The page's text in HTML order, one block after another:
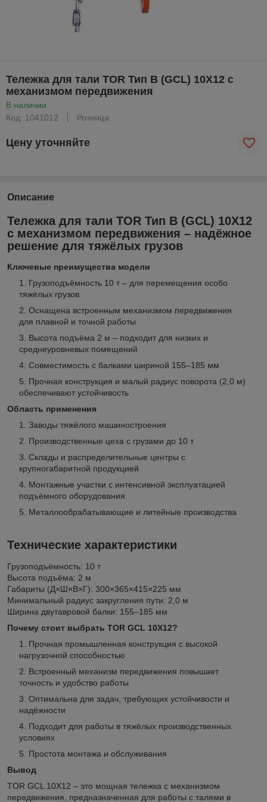
Тележка для тали TOR Тип В (GCL) 10Х12 с
механизмом передвижения
В наличии
Код: 1041012
Розница
Цену уточняйте
Описание
Тележка для тали TOR Тип В (GCL) 10Х12
с механизмом передвижения – надёжное
решение для тяжёлых грузов
Ключевые преимущества модели
Грузоподъёмность 10 т – для перемещения особо
тяжёлых грузов
Оснащена встроенным механизмом передвижения
для плавной и точной работы
Высота подъёма 2 м – подходит для низких и
среднеуровневых помещений
Совместимость с балками шириной 155–185 мм
Прочная конструкция и малый радиус поворота (2,0 м)
обеспечивают устойчивость
Область применения
Заводы тяжёлого машиностроения
Производственные цеха с грузами до 10 т
Склады и распределительные центры с
крупногабаритной продукцией
Монтажные участки с интенсивной эксплуатацией
подъёмного оборудования
Металлообрабатывающие и литейные производства
Технические характеристики
Грузоподъёмность: 10 т
Высота подъёма: 2 м
Габариты (Д×Ш×В×Г): 300×365×415×225 мм
Минимальный радиус закругления пути: 2,0 м
Ширина двутавровой балки: 155–185 мм
Почему стоит выбрать TOR GCL 10Х12?
Прочная промышленная конструкция с высокой
нагрузочной способностью
Встроенный механизм передвижения повышает
точность и удобство работы
Оптимальна для задач, требующих устойчивости и
надёжности
Подходит для работы в тяжёлых производственных
условиях
Простота монтажа и обслуживания
Вывод
TOR GCL 10Х12 – это мощная тележка с механизмом
передвижения, предназначенная для работы с талями в